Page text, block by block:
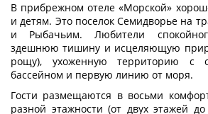
В прибрежном отеле «Морской»
и детям. Это поселок Семидворье на
и Рыбачьим. Любители
здешнюю тишину и исцеляющую
рощу), ухоженную территорию с
бассейном и первую линию от моря.
Гости размещаются в восьми
разной этажности (от двух этажей